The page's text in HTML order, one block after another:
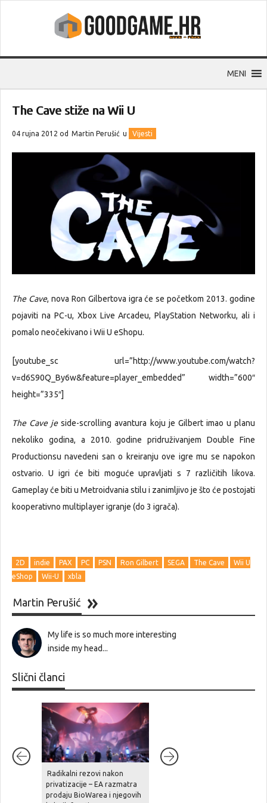
MENI
The Cave stiže na Wii U
04 rujna 2012 od Martin Perušić u Vijesti
The Cave, nova Ron Gilbertova igra će se početkom 2013. godine
pojaviti na PC-u, Xbox Live Arcadeu, PlayStation Networku, ali i
pomalo neočekivano i Wii U eShopu.
[youtube_sc url=”http://www.youtube.com/watch?
v=d6S90Q_By6w&feature=player_embedded” width=”600″
height=”335″]
The Cave jeside-scrolling avantura koju je Gilbert imao u planu
nekoliko godina, a 2010. godine pridruživanjem Double Fine
Productionsu navedeni san o kreiranju ove igre mu se napokon
ostvario. U igri će biti moguće upravljati s 7 različitih likova.
Gameplay će biti u Metroidvania stilu i zanimljivo je što će postojati
kooperativno multiplayer igranje (do 3 igrača).
2D indie PAX PC PSN Ron Gilbert SEGA The Cave
Wii U
eShop
Wii-U xbla
Martin Perušić
My life is so much more interesting
inside my head...
Slični članci
Radikalni rezovi nakon
privatizacije – EA razmatra
prodaju BioWarea i njegovih